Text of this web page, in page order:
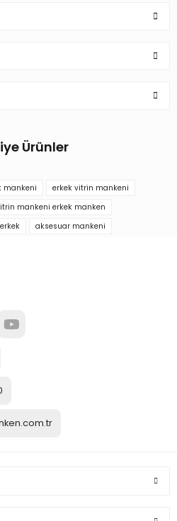
soru sorulmamış.
Soru Sor
Ürünler
mankeni
erkek vitrin mankeni
mankeni erkek manken
aksesuar mankeni